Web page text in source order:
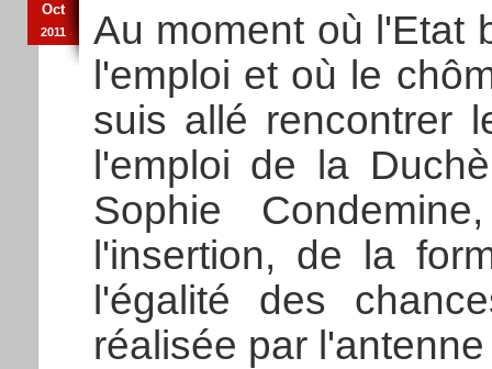
Oct
2011
Au moment où l'Etat
l'emploi et où le
suis allé rencontrer
l'emploi de la
Sophie
l'insertion, de la
l'égalité des
réalisée par